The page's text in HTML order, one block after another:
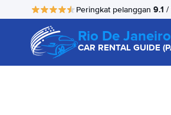
Peringkat pelanggan 9.1 /
Rio De Janeiro
CAR RENTAL GUIDE